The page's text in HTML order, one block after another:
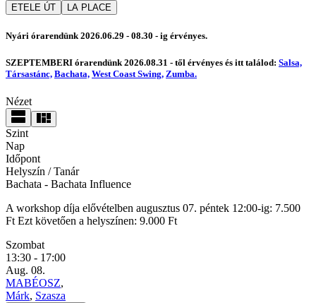
ETELE ÚT LA PLACE
Nyári órarendünk 2026.06.29 - 08.30 - ig érvényes.
SZEPTEMBERI órarendünk 2026.08.31 - től érvényes és itt találod: Salsa,
Társastánc, Bachata, West Coast Swing, Zumba.
Nézet
Szint
Nap
Időpont
Helyszín / Tanár
Bachata - Bachata Influence
A workshop díja elővételben augusztus 07. péntek 12:00-ig: 7.500
Ft Ezt követően a helyszínen: 9.000 Ft
Szombat
13:30 - 17:00
Aug. 08.
MABÉOSZ,
Márk, Szasza